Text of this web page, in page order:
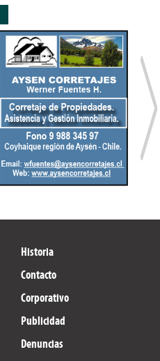
Historia
Contacto
Corporativo
Publicidad
Denuncias